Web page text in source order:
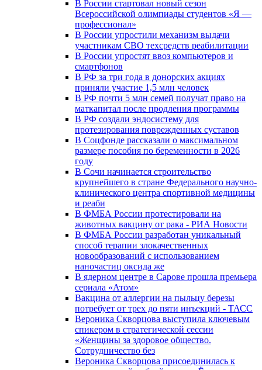
В России стартовал новый сезон
Всероссийской олимпиады студентов «Я —
профессионал»
В России упростили механизм выдачи
участникам СВО техсредств реабилитации
В России упростят ввоз компьютеров и
смартфонов
В РФ за три года в донорских акциях
приняли участие 1,5 млн человек
В РФ почти 5 млн семей получат право на
маткапитал после продления программы
В РФ создали эндосистему для
протезирования поврежденных суставов
В Соцфонде рассказали о максимальном
размере пособия по беременности в 2026
году
В Сочи начинается строительство
крупнейшего в стране Федерального научно-
клинического центра спортивной медицины
и реаби
В ФМБА России протестировали на
животных вакцину от рака - РИА Новости
В ФМБА России разработан уникальный
способ терапии злокачественных
новообразований с использованием
наночастиц оксида же
В ядерном центре в Сарове прошла премьера
сериала «Атом»
Вакцина от аллергии на пыльцу березы
потребует от трех до пяти инъекций - ТАСС
Вероника Скворцова выступила ключевым
спикером в стратегической сессии
«Женщины за здоровое общество.
Сотрудничество без
Вероника Скворцова присоединилась к